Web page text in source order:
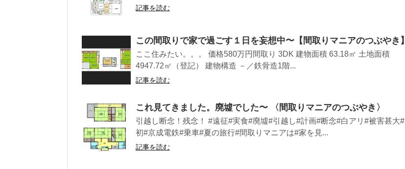
記事を読む
この間取りで家で過ごす１日を妄想中〜【間取りマニアのつぶやき】
ここ住みたい。。。 価格580万円間取り 3DK 建物面積 63.18㎡ 土地面積
4947.72㎡（登記） 建物構造 －／鉄骨造1階...
記事を読む
これ見てきました。廃墟でした〜 〈間取りマニアのつぶやき〉
引越し断念！残念！ #遠征#実食#廃墟#引越し#計画#断念#白アリ#被害甚大#
初#京成電鉄#乗車#夏の旅行#間取りマニアは#家を見...
記事を読む